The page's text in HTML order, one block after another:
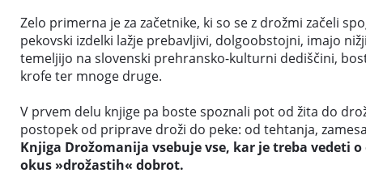
Zelo primerna je za začetnike, ki so se z drožmi začeli
pekovski izdelki lažje prebavljivi, dolgoobstojni, imajo
temeljijo na slovenski prehransko-kulturni dediščini,
krofe ter mnoge druge.
V prvem delu knjige pa boste spoznali pot od žita do
postopek od priprave droži do peke: od tehtanja,
Knjiga Drožomanija vsebuje vse, kar je treba vedeti
okus »drožastih« dobrot.